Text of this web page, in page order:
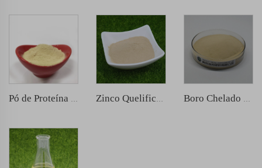
Pó de Proteína de Peixe Zinco Quelificado por Ácido Amino Boro Chelado com Ácido Amino